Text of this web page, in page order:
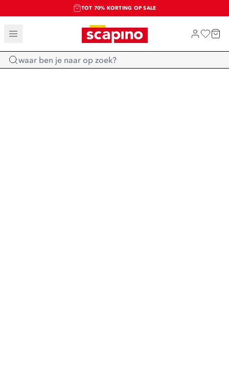
TOT 70% KORTING OP SALE
SALE: LAATSTE KANS!
SHOP NIEUW
Home